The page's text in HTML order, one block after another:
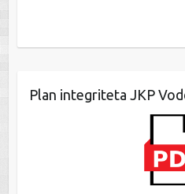
Plan integriteta JKP